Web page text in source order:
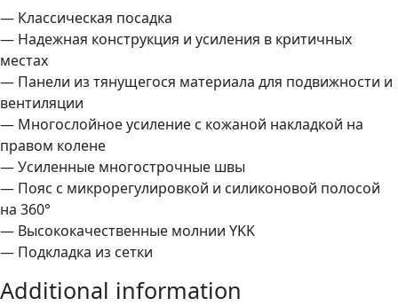
— Классическая посадка
— Надежная конструкция и усиления в критичных
местах
— Панели из тянущегося материала для подвижности и
вентиляции
— Многослойное усиление с кожаной накладкой на
правом колене
— Усиленные многострочные швы
— Пояс с микрорегулировкой и силиконовой полосой
на 360°
— Высококачественные молнии YKK
— Подкладка из сетки
Additional information